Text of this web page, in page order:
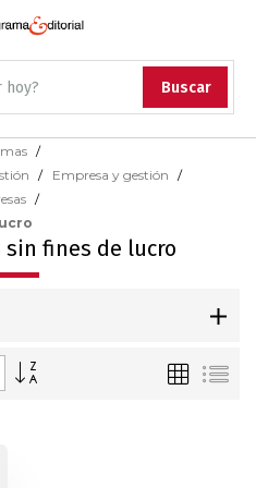
Buscar
Empresa y gestión
sin fines de lucro
Dirección
Parrilla